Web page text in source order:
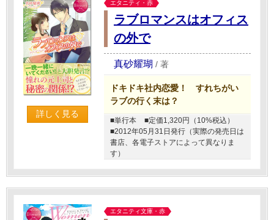
詳しく見る
エタニティ・赤
ラブロマンスはオフィス
の外で
真砂耀瑚 / 著
ドキドキ社内恋愛！ すれちがい
ラブの行く末は？
■単行本
■定価1,320円（10%税込）
■2012年05月31日発行（実際の発売日は
書店、各電子ストアによって異なりま
す）
エタニティ文庫・赤